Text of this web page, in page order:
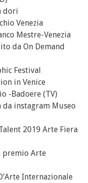
dori
Venezia
Mestre-Venezia
da On Demand
Festival
in Venice
-Badoere (TV)
instagram Museo
2019 Arte Fiera
premio Arte
Internazionale